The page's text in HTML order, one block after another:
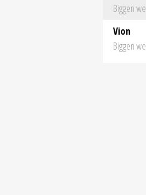
Biggen
Vion
Biggen